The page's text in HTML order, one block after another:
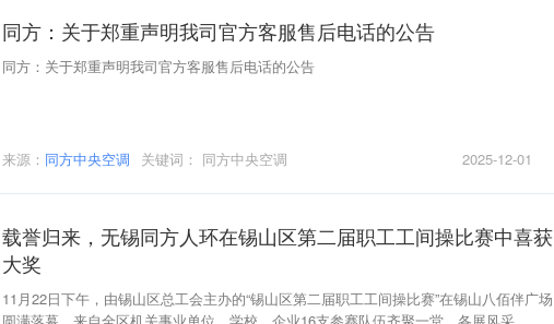
同方：关于郑重声明我司官方客服售后电话的公告
同方：关于郑重声明我司官方客服售后电话的公告
来源： 同方中央空调 关键词： 同方中央空调 2025-12-01
载誉归来，无锡同方人环在锡山区第二届职工工间操比赛中喜获
大奖
11月22日下午，由锡山区总工会主办的“锡山区第二届职工工间操比赛”在锡山八佰伴广场